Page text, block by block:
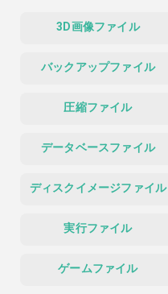
3D画像ファイル
バックアップファイル
圧縮ファイル
データベースファイル
ディスクイメージファイル
実行ファイル
ゲームファイル